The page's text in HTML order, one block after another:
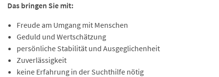
Das bringen Sie mit:
Freude am Umgang mit Menschen
Geduld und Wertschätzung
persönliche Stabilität und Ausgeglichenheit
Zuverlässigkeit
keine Erfahrung in der Suchthilfe nötig